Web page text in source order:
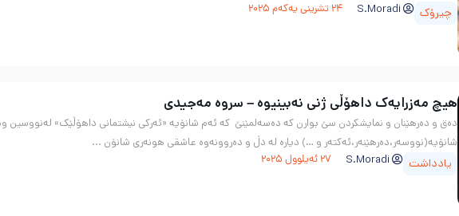
چیرۆک S.Moradi 24 تشرینی یەکەم 2025
هیچ مەزرایەک داهۆڵی ژنی نەبینیوە – سروە مەجیدی
دەق و دەرهێنان و نمایشکردن سێ بوارن کە دەسەلمێنێ کە ئەم شانۆیە «ئەرکی نیشتمانی داهۆڵێک» لەنووسین
شانۆیە(نووسەر،دەرهێنەر،ئەکتەر و …) دیارە لە دڵ و دەروونەوە عاشقی هونەری شانۆن ...
یادداشت S.Moradi 27 ئەیلوول 2025